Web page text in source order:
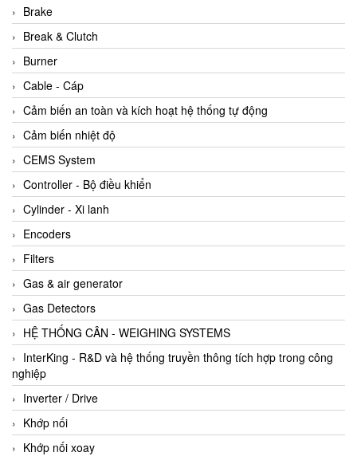
Brake
Break & Clutch
Burner
Cable - Cáp
Cảm biến an toàn và kích hoạt hệ thống tự động
Cảm biến nhiệt độ
CEMS System
Controller - Bộ điều khiển
Cylinder - Xi lanh
Encoders
Filters
Gas & air generator
Gas Detectors
HỆ THỐNG CÂN - WEIGHING SYSTEMS
InterKing - R&D và hệ thống truyền thông tích hợp trong công
nghiệp
Inverter / Drive
Khớp nối
Khớp nối xoay